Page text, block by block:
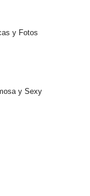
y Fotos
y Sexy